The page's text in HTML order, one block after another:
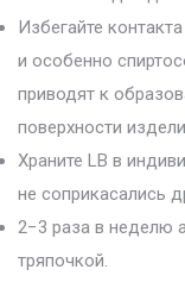
Избегайте
и особенно
приводят к
поверхности
Храните LB в
не соприкасались
2−3 раза в неделю
тряпочкой.